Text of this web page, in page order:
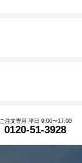
ご注文専用 平日 9:00〜17:00
0120-51-3928